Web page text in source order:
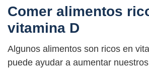
Comer alimentos
vitamina D
Algunos alimentos son ricos en
puede ayudar a aumentar